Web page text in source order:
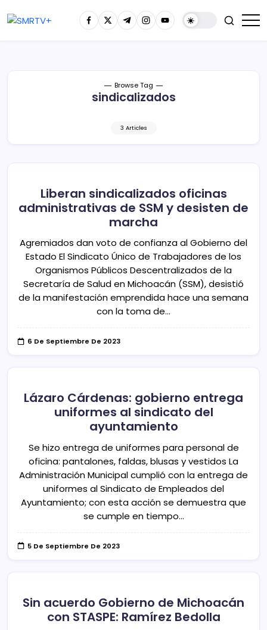
Browse Tag
sindicalizados
3 Articles
Liberan sindicalizados oficinas
administrativas de SSM y desisten de
marcha
Agremiados dan voto de confianza al Gobierno del
Estado El Sindicato Único de Trabajadores de los
Organismos Públicos Descentralizados de la
Secretaría de Salud en Michoacán (SSM), desistió
de la manifestación emprendida hace una semana
con la toma de…
6 De Septiembre De 2023
Lázaro Cárdenas: gobierno entrega
uniformes al sindicato del
ayuntamiento
Se hizo entrega de uniformes para personal de
oficina: pantalones, faldas, blusas y vestidos La
Administración Municipal cumplió con la entrega de
uniformes al Sindicato de Empleados del
Ayuntamiento; con esta acción se demuestra que
se cumple en tiempo…
5 De Septiembre De 2023
Sin acuerdo Gobierno de Michoacán
con STASPE: Ramírez Bedolla